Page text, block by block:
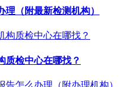
（附最新检测机构）
质检中心在哪找？